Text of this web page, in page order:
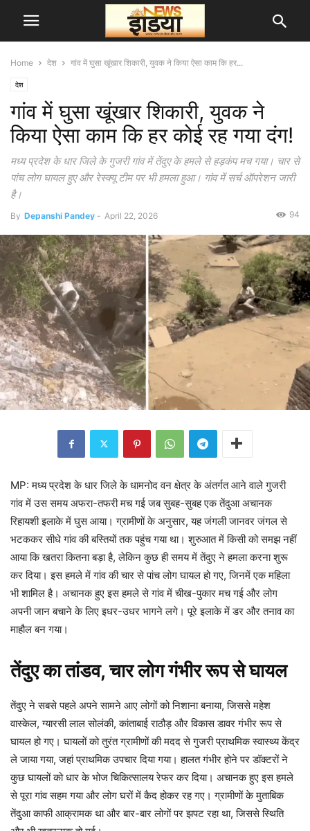
Home देश गांव में घुसा खूंखार शिकारी, युवक ने किया ऐसा काम कि हर...
देश
गांव में घुसा खूंखार शिकारी, युवक ने
किया ऐसा काम कि हर कोई रह गया दंग!
मध्य प्रदेश के धार जिले के गुजरी गांव में तेंदुए के हमले से हड़कंप मच गया। चार से
पांच लोग घायल हुए और रेस्क्यू टीम पर भी हमला हुआ। गांव में सर्च ऑपरेशन जारी
है।
By Depanshi Pandey - April 22, 2026 94
MP: मध्य प्रदेश के धार जिले के धामनोद वन क्षेत्र के अंतर्गत आने वाले गुजरी
गांव में उस समय अफरा-तफरी मच गई जब सुबह-सुबह एक तेंदुआ अचानक
रिहायशी इलाके में घुस आया। ग्रामीणों के अनुसार, यह जंगली जानवर जंगल से
भटककर सीधे गांव की बस्तियों तक पहुंच गया था। शुरुआत में किसी को समझ नहीं
आया कि खतरा कितना बड़ा है, लेकिन कुछ ही समय में तेंदुए ने हमला करना शुरू
कर दिया। इस हमले में गांव की चार से पांच लोग घायल हो गए, जिनमें एक महिला
भी शामिल है। अचानक हुए इस हमले से गांव में चीख-पुकार मच गई और लोग
अपनी जान बचाने के लिए इधर-उधर भागने लगे। पूरे इलाके में डर और तनाव का
माहौल बन गया।
तेंदुए का तांडव, चार लोग गंभीर रूप से घायल
तेंदुए ने सबसे पहले अपने सामने आए लोगों को निशाना बनाया, जिससे महेश
वास्केल, ग्यारसी लाल सोलंकी, कांताबाई राठौड़ और विकास डावर गंभीर रूप से
घायल हो गए। घायलों को तुरंत ग्रामीणों की मदद से गुजरी प्राथमिक स्वास्थ्य केंद्र
ले जाया गया, जहां प्राथमिक उपचार दिया गया। हालत गंभीर होने पर डॉक्टरों ने
कुछ घायलों को धार के भोज चिकित्सालय रेफर कर दिया। अचानक हुए इस हमले
से पूरा गांव सहम गया और लोग घरों में कैद होकर रह गए। ग्रामीणों के मुताबिक
तेंदुआ काफी आक्रामक था और बार-बार लोगों पर झपट रहा था, जिससे स्थिति